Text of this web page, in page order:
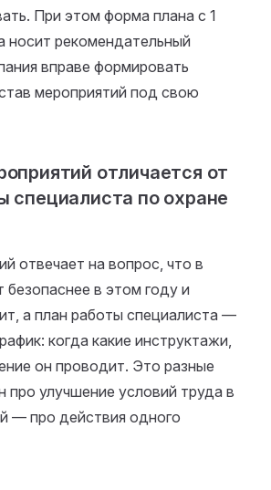
При этом форма плана с 1
носит рекомендательный
вправе формировать
мероприятий под свою
отличается от
специалиста по охране
отвечает на вопрос, что в
безопаснее в этом году и
а план работы специалиста —
когда какие инструктажи,
он проводит. Это разные
про улучшение условий труда в
— про действия одного